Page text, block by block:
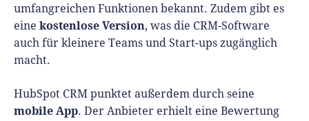
umfangreichen Funktionen bekannt. Zudem gibt es
eine kostenlose Version, was die CRM-Software
auch für kleinere Teams und Start-ups zugänglich
macht.
HubSpot CRM punktet außerdem durch seine
mobile App. Der Anbieter erhielt eine Bewertung